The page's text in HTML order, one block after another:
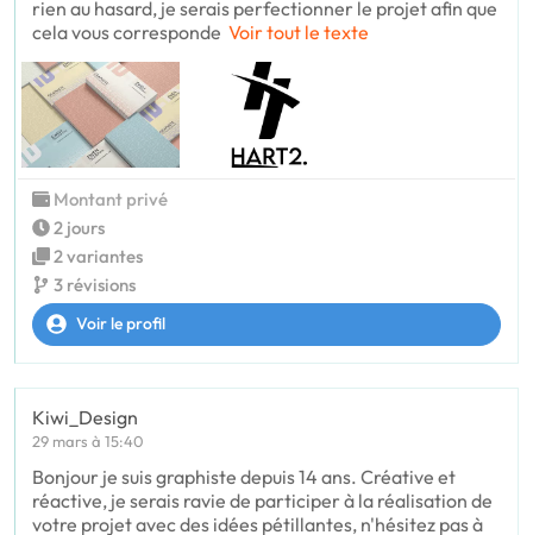
rien au hasard, je serais perfectionner le projet afin que
cela vous corresponde Voir tout le texte
Montant privé
2 jours
2 variantes
3 révisions
Voir le profil
Kiwi_Design
29 mars à 15:40
Bonjour je suis graphiste depuis 14 ans. Créative et
réactive, je serais ravie de participer à la réalisation de
votre projet avec des idées pétillantes, n'hésitez pas à